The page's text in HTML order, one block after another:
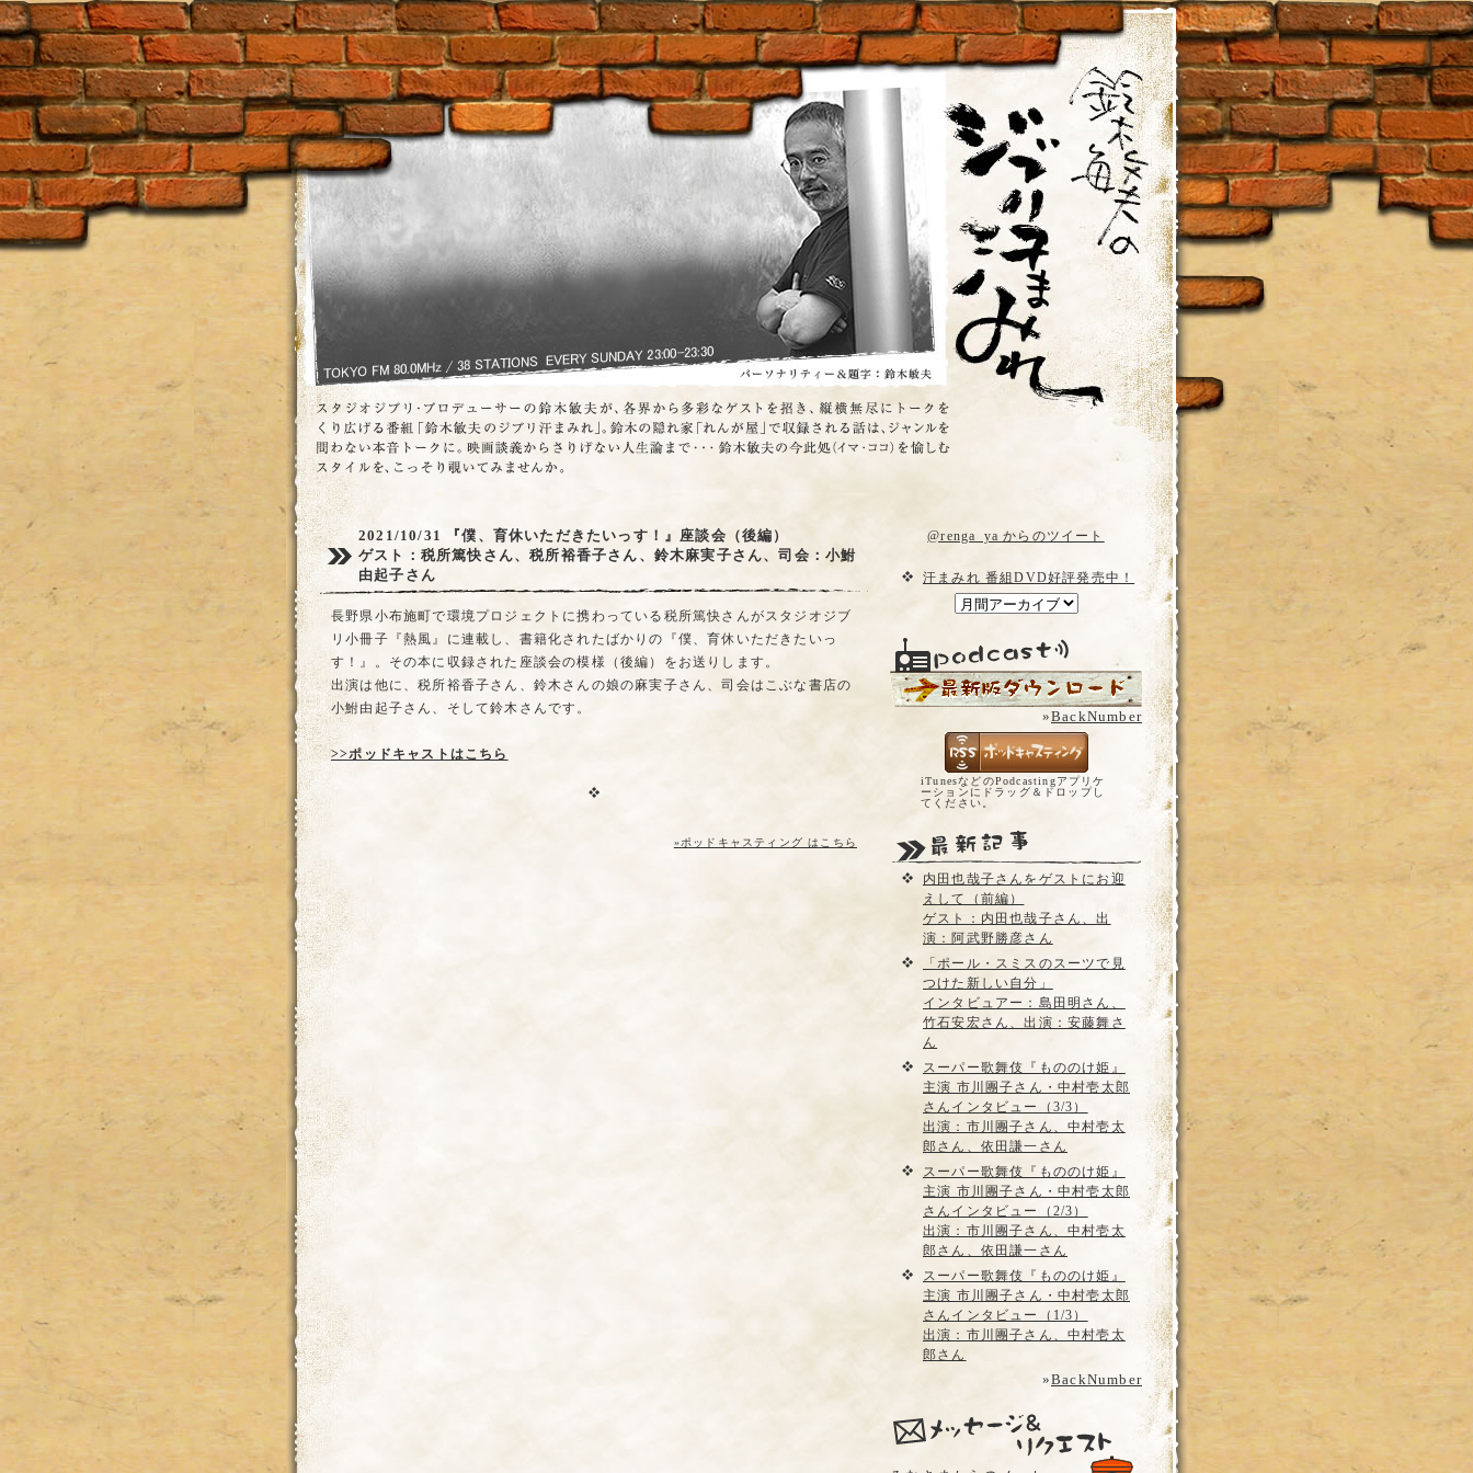
2021/10/31
『僕、育休いただきたいっす！』座談会（後編）
ゲスト：税所篤快さん、税所裕香子さん、鈴木麻実子さん、司会：小鮒
由起子さん
長野県小布施町で環境プロジェクトに携わっている税所篤快さんがスタジオジブ
リ小冊子『熱風』に連載し、書籍化されたばかりの『僕、育休いただきたいっ
す！』。その本に収録された座談会の模様（後編）をお送りします。
出演は他に、税所裕香子さん、鈴木さんの娘の麻実子さん、司会はこぶな書店の
小鮒由起子さん、そして鈴木さんです。
>>ポッドキャストはこちら
»ポッドキャスティング はこちら
@renga_ya からのツイート
汗まみれ 番組DVD好評発売中！
»BackNumber
iTunesなどのPodcastingアプリケ
ーションにドラッグ＆ドロップし
てください。
内田也哉子さんをゲストにお迎
えして（前編）
ゲスト：内田也哉子さん、出
演：阿武野勝彦さん
「ポール・スミスのスーツで見
つけた新しい自分」
インタビュアー：島田明さん、
竹石安宏さん、出演：安藤舞さ
ん
スーパー歌舞伎『もののけ姫』
主演 市川團子さん・中村壱太郎
さんインタビュー（3/3）
出演：市川團子さん、中村壱太
郎さん、依田謙一さん
スーパー歌舞伎『もののけ姫』
主演 市川團子さん・中村壱太郎
さんインタビュー（2/3）
出演：市川團子さん、中村壱太
郎さん、依田謙一さん
スーパー歌舞伎『もののけ姫』
主演 市川團子さん・中村壱太郎
さんインタビュー（1/3）
出演：市川團子さん、中村壱太
郎さん
»BackNumber